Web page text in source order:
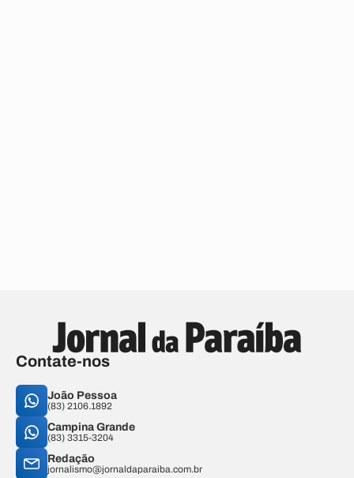
Contate-nos
João Pessoa
(83) 2106.1892
Campina Grande
(83) 3315-3204
Redação
jornalismo@jornaldaparaiba.com.br